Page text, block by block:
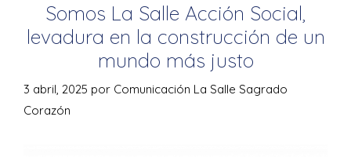
Somos La Salle Acción Social,
levadura en la construcción de un
mundo más justo
3 abril, 2025 por Comunicación La Salle Sagrado
Corazón